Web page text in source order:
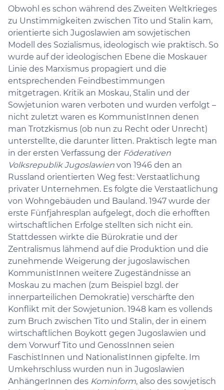
Obwohl es schon während des Zweiten Weltkrieges
zu Unstimmigkeiten zwischen Tito und Stalin kam,
orientierte sich Jugoslawien am sowjetischen
Modell des Sozialismus, ideologisch wie praktisch. So
wurde auf der ideologischen Ebene die Moskauer
Linie des Marxismus propagiert und die
entsprechenden Feindbestimmungen
mitgetragen. Kritik an Moskau, Stalin und der
Sowjetunion waren verboten und wurden verfolgt –
nicht zuletzt waren es KommunistInnen denen
man Trotzkismus (ob nun zu Recht oder Unrecht)
unterstellte, die darunter litten. Praktisch legte man
in der ersten Verfassung der Föderativen
Volksrepublik Jugoslawien von 1946 den an
Russland orientierten Weg fest: Verstaatlichung
privater Unternehmen. Es folgte die Verstaatlichung
von Wohngebäuden und Bauland. 1947 wurde der
erste Fünfjahresplan aufgelegt, doch die erhofften
wirtschaftlichen Erfolge stellten sich nicht ein.
Stattdessen wirkte die Bürokratie und der
Zentralismus lähmend auf die Produktion und die
zunehmende Weigerung der jugoslawischen
KommunistInnen weitere Zugeständnisse an
Moskau zu machen (zum Beispiel bzgl. der
innerparteilichen Demokratie) verschärfte den
Konflikt mit der Sowjetunion. 1948 kam es vollends
zum Bruch zwischen Tito und Stalin, der in einem
wirtschaftlichen Boykott gegen Jugoslawien und
dem Vorwurf Tito und GenossInnen seien
FaschistInnen und NationalistInnen gipfelte. Im
Umkehrschluss wurden nun in Jugoslawien
AnhängerInnen des Kominform, also des sowjetisch